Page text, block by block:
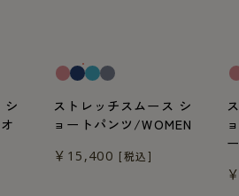
シ
ストレッチスムース シ
ョートパンツ/WOMEN
￥15,400 [税込]